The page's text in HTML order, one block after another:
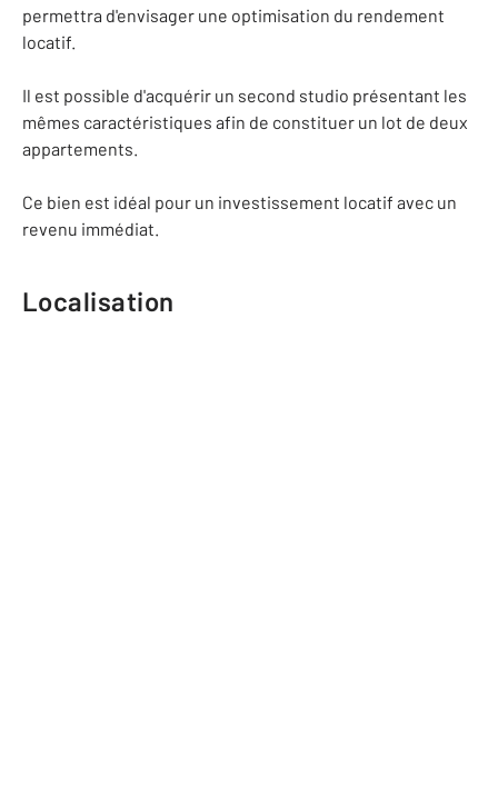
permettra d'envisager une optimisation du rendement
locatif.
Il est possible d'acquérir un second studio présentant les
mêmes caractéristiques afin de constituer un lot de deux
appartements.
Ce bien est idéal pour un investissement locatif avec un
revenu immédiat.
Localisation